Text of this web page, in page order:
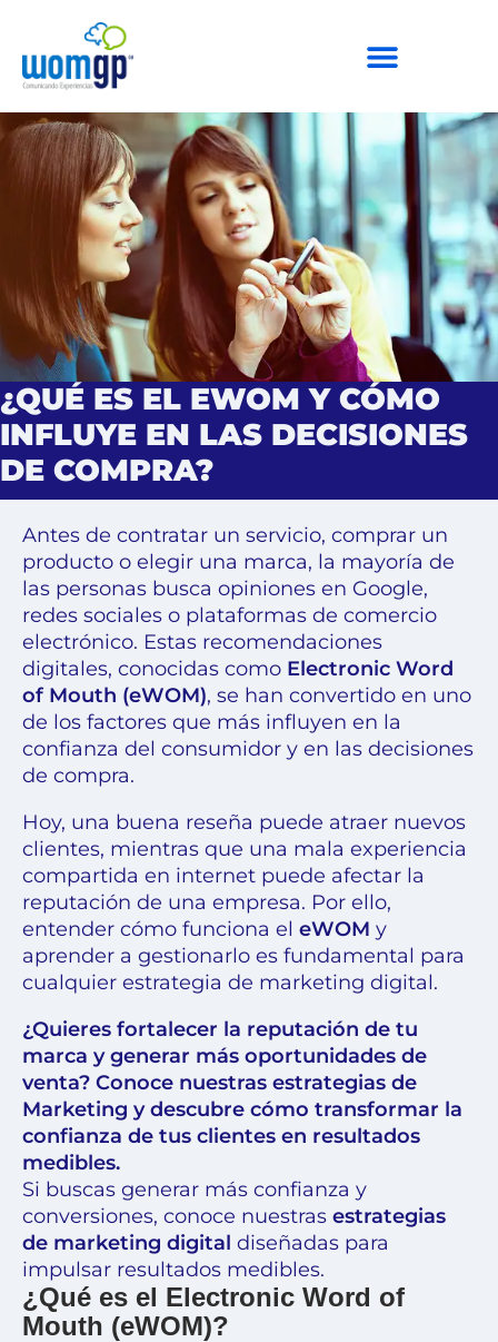
¿QUÉ ES EL EWOM Y CÓMO
INFLUYE EN LAS DECISIONES
DE COMPRA?
Antes de contratar un servicio, comprar un
producto o elegir una marca, la mayoría de
las personas busca opiniones en Google,
redes sociales o plataformas de comercio
electrónico. Estas recomendaciones
digitales, conocidas como Electronic Word
of Mouth (eWOM), se han convertido en uno
de los factores que más influyen en la
confianza del consumidor y en las decisiones
de compra.
Hoy, una buena reseña puede atraer nuevos
clientes, mientras que una mala experiencia
compartida en internet puede afectar la
reputación de una empresa. Por ello,
entender cómo funciona el eWOM y
aprender a gestionarlo es fundamental para
cualquier estrategia de marketing digital.
¿Quieres fortalecer la reputación de tu
marca y generar más oportunidades de
venta? Conoce nuestras estrategias de
Marketing y descubre cómo transformar la
confianza de tus clientes en resultados
medibles.
Si buscas generar más confianza y
conversiones, conoce nuestras estrategias
de marketing digital diseñadas para
impulsar resultados medibles.
¿Qué es el Electronic Word of
Mouth (eWOM)?